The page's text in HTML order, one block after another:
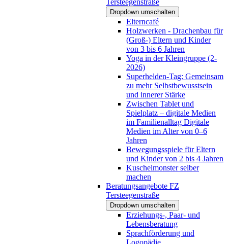
Dropdown umschalten
Elterncafé
Holzwerken - Drachenbau für
(Groß-) Eltern und Kinder
von 3 bis 6 Jahren
Yoga in der Kleingruppe (2-
2026)
Superhelden-Tag: Gemeinsam
zu mehr Selbstbewusstsein
und innerer Stärke
Zwischen Tablet und
Spielplatz – digitale Medien
im Familienalltag Digitale
Medien im Alter von 0–6
Jahren
Bewegungsspiele für Eltern
und Kinder von 2 bis 4 Jahren
Kuschelmonster selber
machen
Beratungsangebote FZ
Tersteegenstraße
Dropdown umschalten
Erziehungs-, Paar- und
Lebensberatung
Sprachförderung und
Logopädie